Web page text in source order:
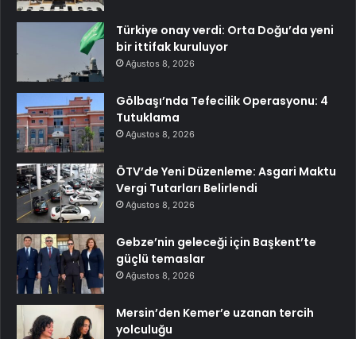
Türkiye onay verdi: Orta Doğu’da yeni
bir ittifak kuruluyor
Ağustos 8, 2026
Gölbaşı’nda Tefecilik Operasyonu: 4
Tutuklama
Ağustos 8, 2026
ÖTV’de Yeni Düzenleme: Asgari Maktu
Vergi Tutarları Belirlendi
Ağustos 8, 2026
Gebze’nin geleceği için Başkent’te
güçlü temaslar
Ağustos 8, 2026
Mersin’den Kemer’e uzanan tercih
yolculuğu